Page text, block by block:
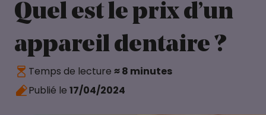
Quel est le prix d’un
appareil dentaire ?
Temps de lecture ≈ 8 minutes
Publié le 17/04/2024